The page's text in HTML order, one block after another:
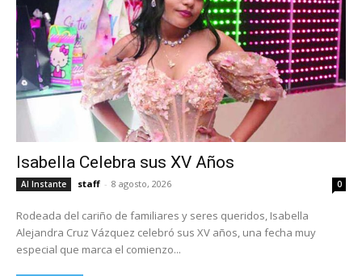
Isabella Celebra sus XV Años
Al Instante staff - 8 agosto, 2026 0
Rodeada del cariño de familiares y seres queridos, Isabella
Alejandra Cruz Vázquez celebró sus XV años, una fecha muy
especial que marca el comienzo...